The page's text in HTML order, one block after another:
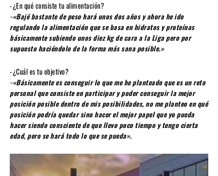
-¿En qué consiste tu alimentación?
-«Bajé bastante de peso hará unos dos años y ahora he ido
regulando la alimentación que se basa en hidratos y proteínas
básicamente subiendo unos diez kg de cara a la Liga pero por
supuesto haciéndolo de la forma más sana posible.»
-¿Cuál es tu objetivo?
-«Básicamente es conseguir lo que me he planteado que es un reto
personal que consiste en participar y poder conseguir la mejor
posición posible dentro de mis posibilidades, no me planteo en qué
posición podría quedar sino hacer el mejor papel que yo pueda
hacer siendo consciente de que llevo poco tiempo y tengo cierta
edad, pero se hará todo lo que se pueda».